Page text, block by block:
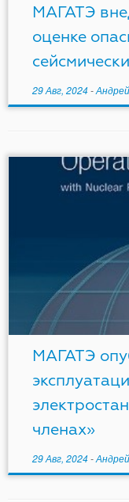
МАГАТЭ
оценке
29 Авг, 2024-
МАГАТЭ
членах»
29 Авг, 2024-